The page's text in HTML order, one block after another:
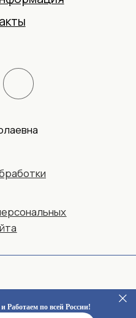
Работаем по всей России!